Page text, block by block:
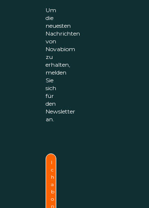
Um
die
neuesten
Nachrichten
von
Novabiom
zu
erhalten,
melden
Sie
sich
für
den
Newsletter
an.